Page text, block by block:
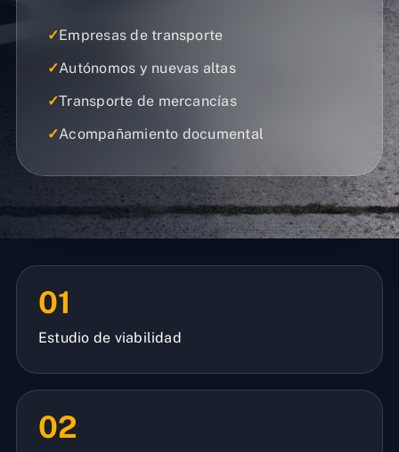
✓Empresas de transporte
✓Autónomos y nuevas altas
✓Transporte de mercancías
✓Acompañamiento documental
01
Estudio de viabilidad
02